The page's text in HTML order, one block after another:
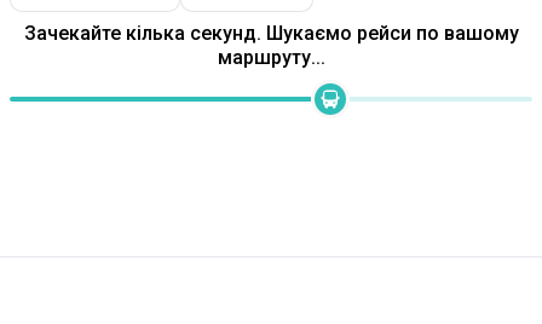
Зачекайте кілька секунд. Шукаємо рейси по вашому
маршруту...